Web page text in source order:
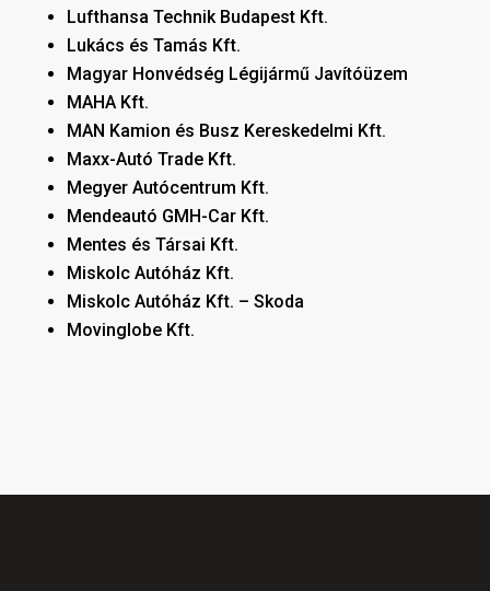
Lufthansa Technik Budapest Kft.
Lukács és Tamás Kft.
Magyar Honvédség Légijármű Javítóüzem
MAHA Kft.
MAN Kamion és Busz Kereskedelmi Kft.
Maxx-Autó Trade Kft.
Megyer Autócentrum Kft.
Mendeautó GMH-Car Kft.
Mentes és Társai Kft.
Miskolc Autóház Kft.
Miskolc Autóház Kft. – Skoda
Movinglobe Kft.